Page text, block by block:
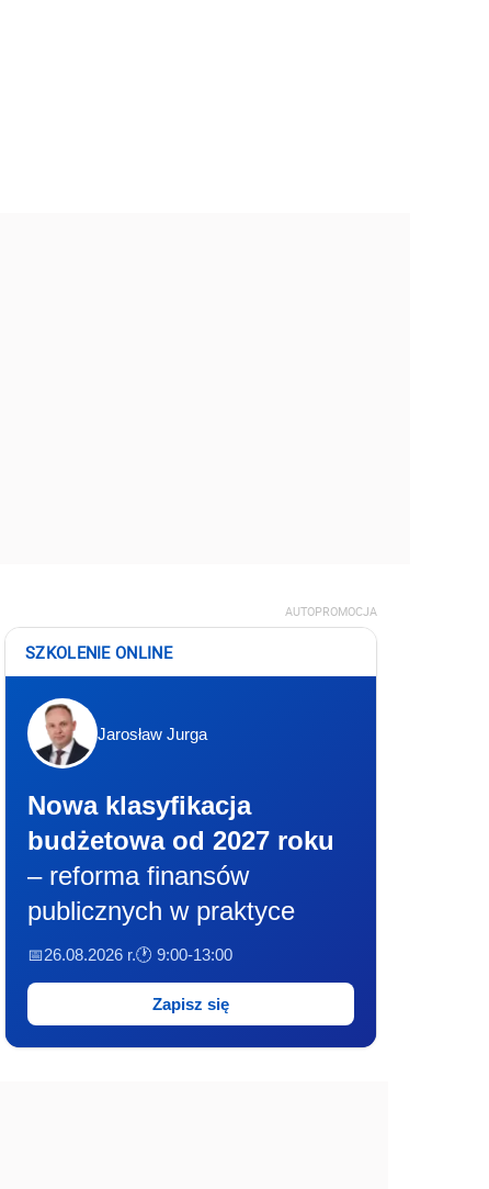
AUTOPROMOCJA
SZKOLENIE ONLINE
Jarosław Jurga
Nowa klasyfikacja
budżetowa od 2027 roku
– reforma finansów
publicznych w praktyce
📅26.08.2026 r.🕐 9:00-13:00
Zapisz się